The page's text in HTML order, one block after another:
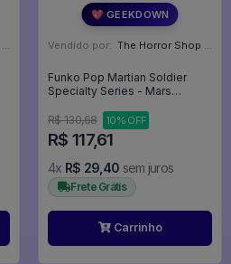
💖 GEEKDOWN
Vendido por: The Horror Shop - Colecionáveis - MG
Funko Pop Martian Soldier
Specialty Series - Mars
R$ 130,68
10% OFF
R$ 117,61
4x R$ 29,40 sem juros
Frete Grátis
Carrinho